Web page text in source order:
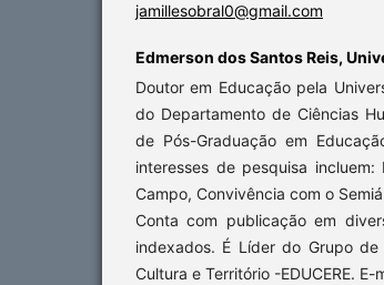
jamillesobral0@gmail.com
Edmerson dos Santos Reis,
Doutor em Educação pela
do Departamento de Ciências
de Pós-Graduação em
interesses de pesquisa
Campo, Convivência com o
Conta com publicação em
indexados. É Líder do Grupo
Cultura e Território -EDUCERE. E-